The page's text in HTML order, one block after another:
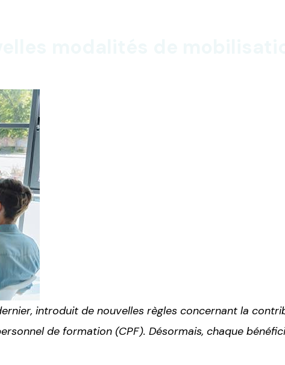
introduit de nouvelles règles concernant la
de formation (CPF). Désormais, chaque